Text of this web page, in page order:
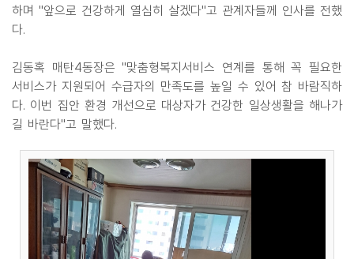
하며 "앞으로 건강하게 열심히 살겠다"고 관계자들께 인사를 전했
다.
김동혹 매탄4동장은 "맞춤형복지서비스 연계를 통해 꼭 필요한
서비스가 지원되어 수급자의 만족도를 높일 수 있어 참 바람직하
다. 이번 집안 환경 개선으로 대상자가 건강한 일상생활을 해나가
길 바란다"고 말했다.